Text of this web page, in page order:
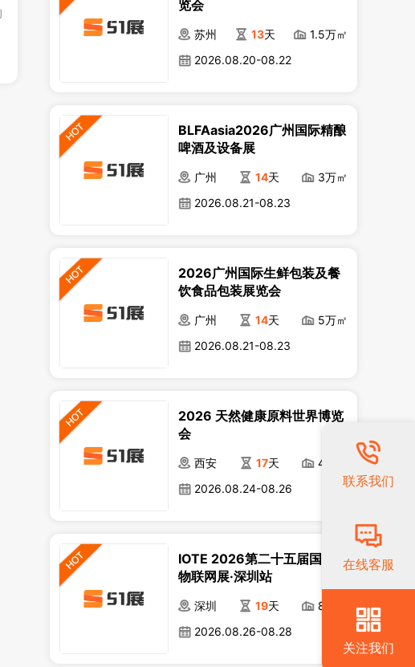
览会
苏州 13天
1.5万㎡
2026.08.20-08.22
BLFAasia2026广州国际精酿
啤酒及设备展
广州 14天
3万㎡
2026.08.21-08.23
2026广州国际生鲜包装及餐
饮食品包装展览会
广州 14天
5万㎡
2026.08.21-08.23
2026 天然健康原料世界博览
会
西安 17天
4万㎡
2026.08.24-08.26
IOTE 2026第二十五届国际
物联网展·深圳站
深圳 19天
8万㎡
2026.08.26-08.28
联系我们
在线客服
关注我们